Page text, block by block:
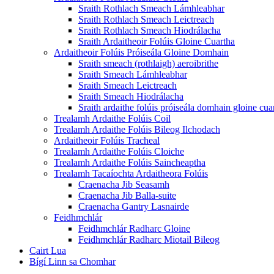
Sraith Rothlach Smeach Lámhleabhar
Sraith Rothlach Smeach Leictreach
Sraith Rothlach Smeach Hiodrálacha
Sraith Ardaitheoir Folúis Gloine Cuartha
Ardaitheoir Folúis Próiseála Gloine Domhain
Sraith smeach (rothlaigh) aeroibrithe
Sraith Smeach Lámhleabhar
Sraith Smeach Leictreach
Sraith Smeach Hiodrálacha
Sraith ardaithe folúis próiseála domhain gloine
Trealamh Ardaithe Folúis Coil
Trealamh Ardaithe Folúis Bileog Ilchodach
Ardaitheoir Folúis Tracheal
Trealamh Ardaithe Folúis Cloiche
Trealamh Ardaithe Folúis Saincheaptha
Trealamh Tacaíochta Ardaitheora Folúis
Craenacha Jib Seasamh
Craenacha Jib Balla-suite
Craenacha Gantry Lasnairde
Feidhmchlár
Feidhmchlár Radharc Gloine
Feidhmchlár Radharc Miotail Bileog
Cairt Lua
Bígí Linn sa Chomhar